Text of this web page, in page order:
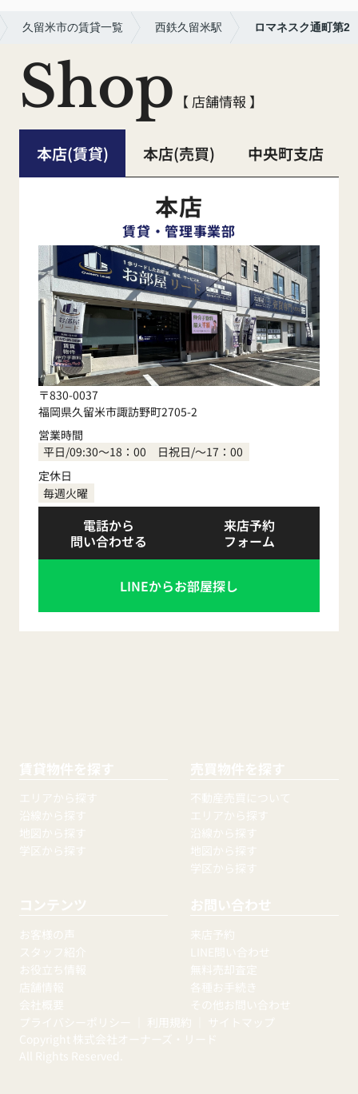
久留米市の賃貸一覧 西鉄久留米駅 ロマネスク通町第2
Shop 【 店舗情報 】
本店(賃貸) 本店(売買) 中央町支店
本店
賃貸・管理事業部
〒830-0037
福岡県久留米市諏訪野町2705-2
営業時間
平日/09:30～18：00 日祝日/～17：00
定休日
毎週火曜
電話から
問い合わせる
来店予約
フォーム
LINEからお部屋探し
賃貸物件を探す
エリアから探す
沿線から探す
地図から探す
学区から探す
売買物件を探す
不動産売買について
エリアから探す
沿線から探す
地図から探す
学区から探す
コンテンツ
お客様の声
スタッフ紹介
お役立ち情報
店舗情報
会社概要
お問い合わせ
来店予約
LINE問い合わせ
無料売却査定
各種お手続き
その他お問い合わせ
プライバシーポリシー
利用規約
サイトマップ
Copyright 株式会社オーナーズ・リード
All Rights Reserved.